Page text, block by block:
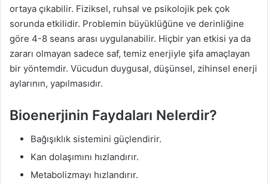
ortaya çıkabilir. Fiziksel, ruhsal ve psikolojik pek çok
sorunda etkilidir. Problemin büyüklüğüne ve derinliğine
göre 4-8 seans arası uygulanabilir. Hiçbir yan etkisi ya da
zararı olmayan sadece saf, temiz enerjiyle şifa amaçlayan
bir yöntemdir. Vücudun duygusal, düşünsel, zihinsel enerji
aylarının, yapılmasıdır.
Bioenerjinin Faydaları Nelerdir?
Bağışıklık sistemini güçlendirir.
Kan dolaşımını hızlandırır.
Metabolizmayı hızlandırır.